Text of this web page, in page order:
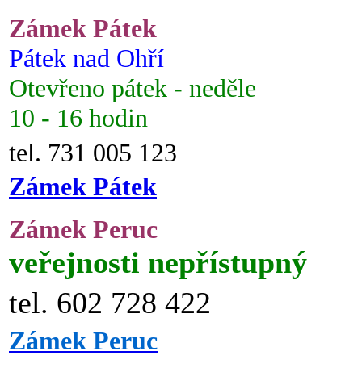
Zámek Pátek
Pátek nad Ohří
Otevřeno pátek - neděle
10 - 16 hodin
tel. 731 005 123
Zámek Pátek
Zámek Peruc
veřejnosti nepřístupný
tel. 602 728 422
Zámek Peruc